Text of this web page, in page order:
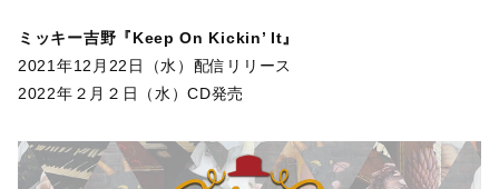
ミッキー吉野『Keep On Kickin’ It』
2021年12月22日（水）配信リリース
2022年２月２日（水）CD発売